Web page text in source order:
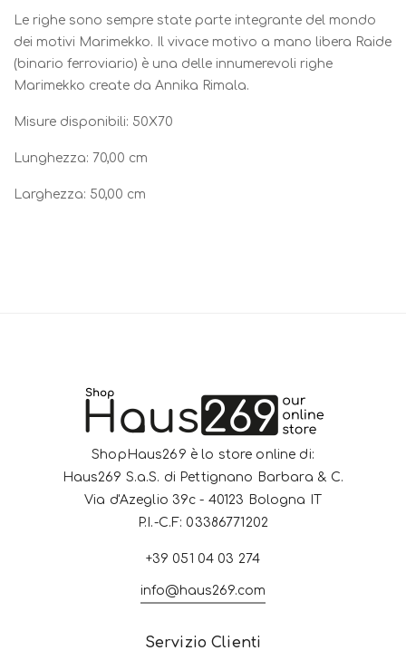
Le righe sono sempre state parte integrante del mondo
dei motivi Marimekko. Il vivace motivo a mano libera Raide
(binario ferroviario) è una delle innumerevoli righe
Marimekko create da Annika Rimala.
Misure disponibili: 50X70
Lunghezza: 70,00 cm
Larghezza: 50,00 cm
ShopHaus269 è lo store online di:
Haus269 S.a.S. di Pettignano Barbara & C.
Via d'Azeglio 39c - 40123 Bologna IT
P.I.-C.F: 03386771202
+39 051 04 03 274
info@haus269.com
Servizio Clienti